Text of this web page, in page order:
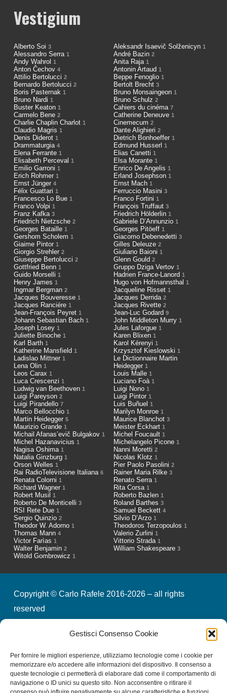
Gestisci Consenso Cookie
Per fornire le migliori esperienze, utilizziamo tecnologie come i cookie per
memorizzare e/o accedere alle informazioni del dispositivo. Il consenso a
queste tecnologie ci permetterà di elaborare dati come il comportamento di
navigazione o ID unici su questo sito. Non acconsentire o ritirare il
Vestigium
Alberto Soi 3 Aleksandr Isaevič Solženicyn 1
Alessandro Serra 1 André Bazin 2
Andy Wahrol 1 Anita Raja 1
Anton Čechov 4 Antonin Artaud 1
Attilio Bertolucci 2 Beppe Fenoglio 1
Bernardo Bertolucci 2 Bertolt Brecht 3
Boris Pasternak 1 Bruno Monsaingeon 1
Bruno Nardi 1 Bruno Schulz 2
Buster Keaton 1 Cahiers du cinéma 7
Carmelo Bene 2 Catherine Deneuve 1
Charlie Chaplin Charlot 1 Cinemecum 2
Claudio Magris 1 Dante Alighieri 2
Denis Diderot 1 Dietrich Bonhoeffer 1
Drammaturgia 4 Edmund Husserl 1
Elena Ferrante 1 Elias Canetti 1
Elisabeth Perceval 1 Elsa Morante 1
Emilio Garroni 1 Enrico De Angelis 1
Erich Rohmer 1 Erland Josephson 1
Ernst Jünger 4 Ernst Mach 1
Félix Guattari 1 Ferruccio Masini 3
Francesco Lo Bue 1 Franco Fortini 1
Franco Volpi 1 François Truffaut 3
Franz Kafka 3 Friedrich Hölderlin 1
Friedrich Nietzsche 2 Gabriele D’Annunzio 1
Georges Bataille 1 Georges Pitöeff 1
Gershom Scholem 1 Giacomo Debenedetti 3
Giaime Pintor 1 Gilles Deleuze 2
Giorgio Strehler 2 Giuliano Baioni 1
Giuseppe Bertolucci 2 Glenn Gould 2
Gottfried Benn 1 Gruppo Dziga Vertov 1
Guido Morselli 1 Hadrien France-Lanord 1
Henry James 1 Hugo von Hofmannsthal 1
Ingmar Bergman 2 Jacqueline Risset 1
Jacques Bouveresse 1 Jacques Derrida 2
Jacques Ranciére 1 Jacques Rivette 2
Jean-François Peyret 1 Jean-Luc Godard 9
Johann Sebastian Bach 1 John Middleton Murry 1
Joseph Losey 1 Jules Laforgue 1
Juliette Binoche 1 Karen Blixen 1
Karl Barth 1 Karol Kérenyi 1
Katherine Mansfield 1 Krzysztof Kieslowski 1
Ladislao Mittner 1
Le Dictionnaire Martin
Heidegger 1
Lena Olin 1
Leos Carax 1 Louis Malle 1
Luca Crescenzi 1 Luciano Foà 1
Ludwig van Beethoven 1 Luigi Nono 1
Luigi Pareyson 2 Luigi Pintor 1
Luigi Pirandello 7 Luis Buñuel 1
Marco Bellocchio 1 Marilyn Monroe 1
Martin Heidegger 5 Maurice Blanchot 3
Maurizio Grande 1 Meister Eckhart 1
Michail Afanas’evič Bulgakov 1 Michel Foucault 1
Michel Hazanavicius 1 Michelangelo Picone 1
Nagisa Oshima 1 Nanni Moretti 2
Natalia Ginzburg 1 Nicolas Klotz 1
Orson Welles 1 Pier Paolo Pasolini 2
Rai RadioTelevisione Italiana 6 Rainer Maria Rilke 3
Renata Colorni 1 Renato Serra 1
Richard Wagner 1 Rita Corsa 1
Robert Musil 1 Roberto Bazlen 1
Roberto De Monticelli 3 Roland Barthes 3
RSI Rete Due 1 Samuel Beckett 4
Sergio Quinzio 2 Silvio D’Arzo 1
Theodor W. Adorno 1 Theodoros Terzopoulos 1
Thomas Mann 4 Valerio Zurlini 1
Victor Farìas 1 Vittorio Strada 1
Walter Benjamin 2 William Shakespeare 3
Witold Gombrowicz 1
Copyright © Carlo Rafele 2016-2026 – all rights
reserved
privacy & cookies
Iscriviti alla nostra Newsletter